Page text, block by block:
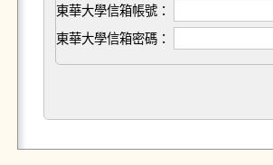
東華大學信箱帳號：
東華大學信箱密碼：